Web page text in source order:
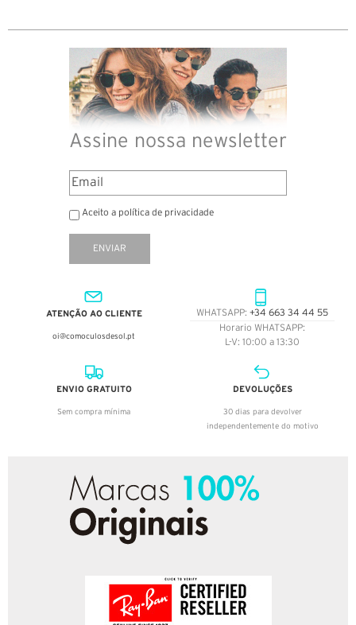
Assine nossa newsletter
Aceito a política de privacidade
ENVIAR
ATENÇÃO AO CLIENTE
oi@comoculosdesol.pt
WHATSAPP: +34 663 34 44 55
Horario WHATSAPP:
L-V: 10:00 a 13:30
ENVIO GRATUITO
Sem compra mínima
DEVOLUÇÕES
30 dias para devolver
independentemente do motivo